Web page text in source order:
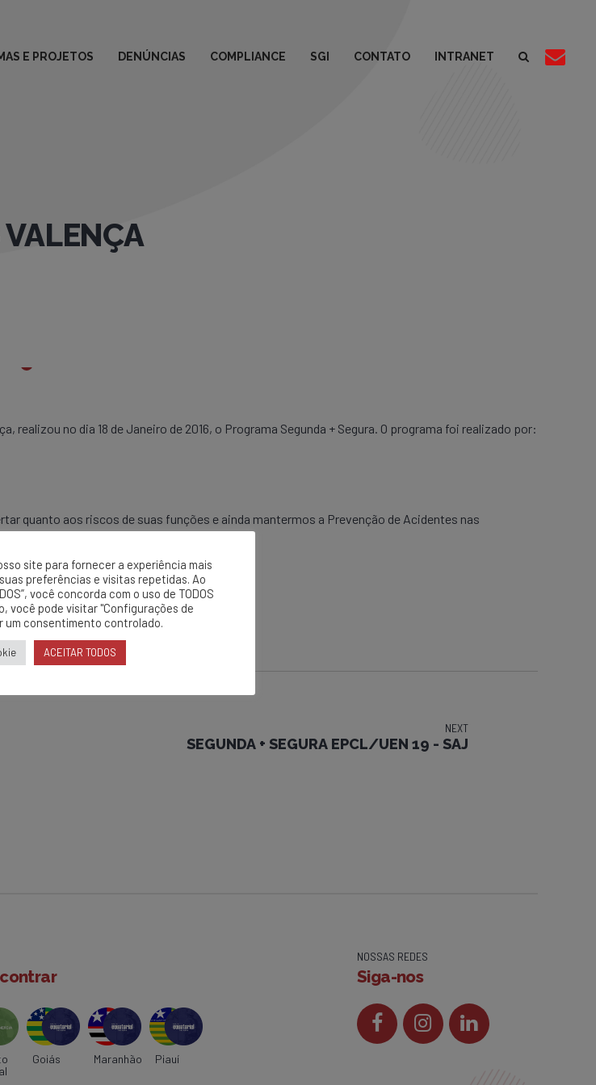
E PROJETOS DENÚNCIAS COMPLIANCE SGI CONTATO INTRANET
realizou no dia 18 de Janeiro de 2016, o Programa Segunda + Segura. O programa foi realizado por:
quanto aos riscos de suas funções e ainda mantermos a Prevenção de Acidentes nas
NEXT
SEGUNDA + SEGURA EPCL/UEN 19 - SAJ
Goiás Maranhão Piauí
NOSSAS REDES
Siga-nos
site para fornecer a experiência mais
preferências e visitas repetidas. Ao
você concorda com o uso de TODOS
você pode visitar "Configurações de
um consentimento controlado.
ACEITAR TODOS